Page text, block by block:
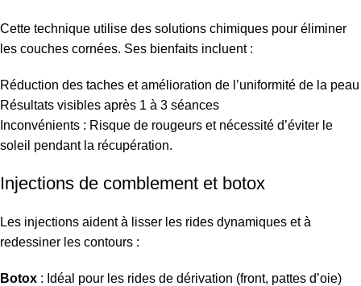
Cette technique utilise des solutions chimiques pour éliminer
les couches cornées. Ses bienfaits incluent :
Réduction des taches et amélioration de l’uniformité de la peau
Résultats visibles après 1 à 3 séances
Inconvénients : Risque de rougeurs et nécessité d’éviter le
soleil pendant la récupération.
Injections de comblement et botox
Les injections aident à lisser les rides dynamiques et à
redessiner les contours :
Botox : Idéal pour les rides de dérivation (front, pattes d’oie)